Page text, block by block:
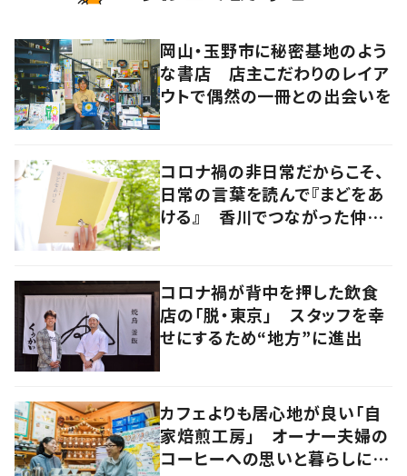
岡山・玉野市に秘密基地のよう
な書店 店主こだわりのレイア
ウトで偶然の一冊との出会いを
コロナ禍の非日常だからこそ、
日常の言葉を読んで『まどをあ
ける』 香川でつながった仲間
コロナ禍が背中を押した飲食
店の「脱・東京」 スタッフを幸
せにするため“地方”に進出
カフェよりも居心地が良い「自
家焙煎工房」 オーナー夫婦の
コーヒーへの思いと暮らしに迫